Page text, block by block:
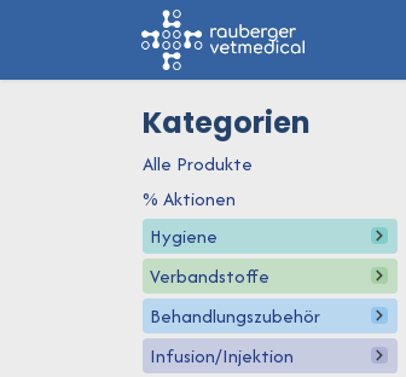
Kategorien
Alle Produkte
% Aktionen
Hygiene
Verbandstoffe
Behandlungszubehör
Infusion/Injektion